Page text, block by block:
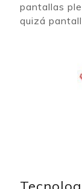
pantallas
quizá